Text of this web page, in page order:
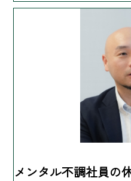
メンタル不調社員の